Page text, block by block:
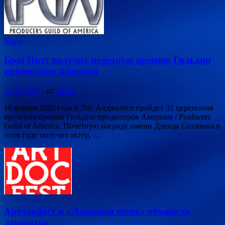
Кино
Брэд Питт получит почетную премию Гильдии
продюсеров Америки
13.12.2019 - от admin
18 января 2020 года в Лос Анджелесе пройдет 31 церемония
вручения премии Гильдии продюсеров Америки / Producers
Guild of America. Почетную награду имени Дэвида Селзника в
этом году получит актер, …
Артдокфест и «Лавровая ветвь» объявили
лауреатов